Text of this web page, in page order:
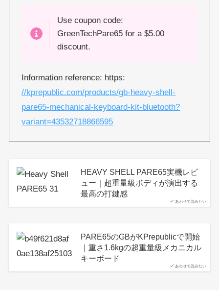
Use coupon code:
GreenTechPare65 for a $5.00
discount.
Information reference: https:
//kprepublic.com/products/gb-heavy-shell-
pare65-mechanical-keyboard-kit-bluetooth?
variant=43532718866595
あわせて読みたい
HEAVY SHELL PARE65実機レビ
ュー｜超重量級ボディが演出する
最高の打鍵感
あわせて読みたい
PARE65のGBがKPrepublicで開始
｜重さ1.6kgの超重量級メカニカル
キーボード